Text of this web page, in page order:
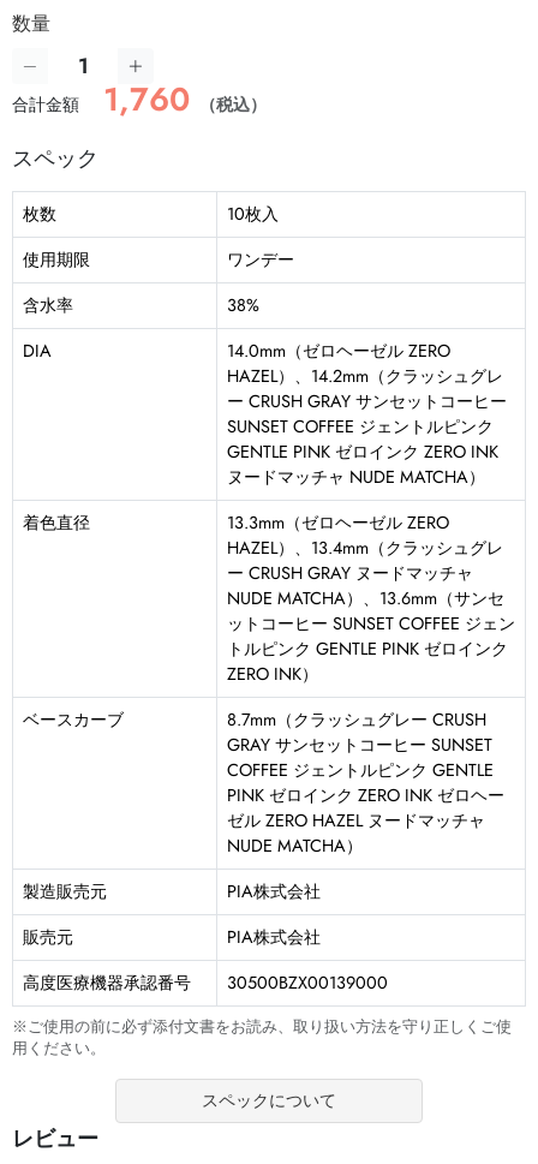
数量
合計金額 1,760 （税込）
スペック
枚数
10枚入
使用期限
ワンデー
含水率
38%
DIA
14.0mm（ゼロヘーゼル ZERO
HAZEL）、14.2mm（クラッシュグレ
ー CRUSH GRAY サンセットコーヒー
SUNSET COFFEE ジェントルピンク
GENTLE PINK ゼロインク ZERO INK
ヌードマッチャ NUDE MATCHA）
着色直径
13.3mm（ゼロヘーゼル ZERO
HAZEL）、13.4mm（クラッシュグレ
ー CRUSH GRAY ヌードマッチャ
NUDE MATCHA）、13.6mm（サンセ
ットコーヒー SUNSET COFFEE ジェン
トルピンク GENTLE PINK ゼロインク
ZERO INK）
ベースカーブ
8.7mm（クラッシュグレー CRUSH
GRAY サンセットコーヒー SUNSET
COFFEE ジェントルピンク GENTLE
PINK ゼロインク ZERO INK ゼロヘー
ゼル ZERO HAZEL ヌードマッチャ
NUDE MATCHA）
製造販売元
PIA株式会社
販売元
PIA株式会社
高度医療機器承認番号
30500BZX00139000
※ご使用の前に必ず添付文書をお読み、取り扱い方法を守り正しくご使
用ください。
スペックについて
レビュー